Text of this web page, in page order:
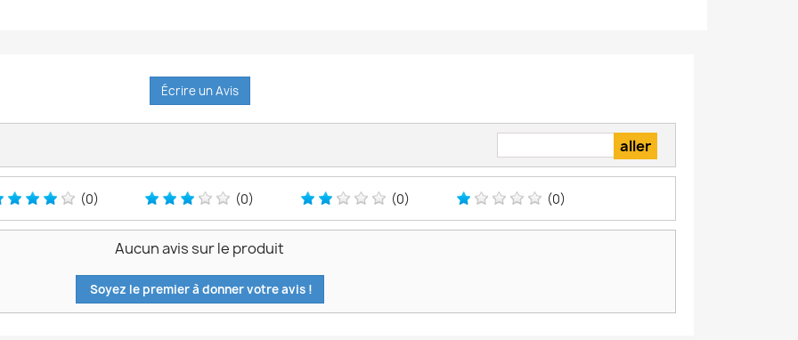
Écrire un Avis
(0) (0) (0) (0)
Aucun avis sur le produit
Soyez le premier à donner votre avis !